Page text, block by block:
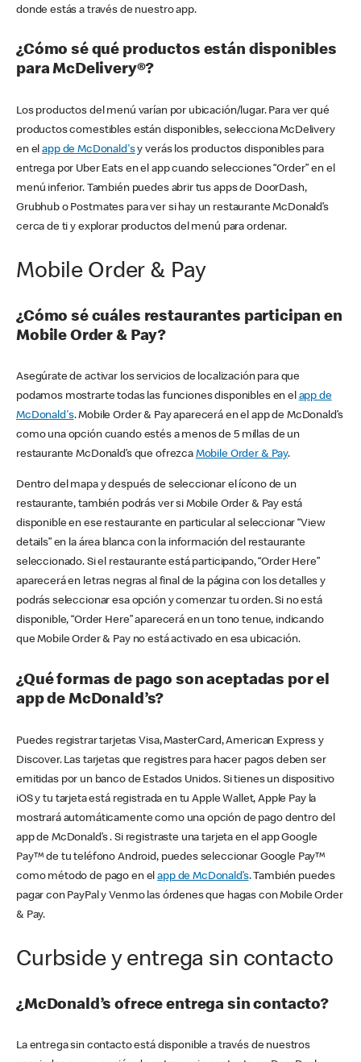
donde estás a través de nuestro app.
¿Cómo sé qué productos están disponibles
para McDelivery®?
Los productos del menú varían por ubicación/lugar. Para ver qué
productos comestibles están disponibles, selecciona McDelivery
en elapp de McDonald'sy verás los productos disponibles para
entrega por Uber Eats en el app cuando selecciones “Order” en el
menú inferior. También puedes abrir tus apps de DoorDash,
Grubhub o Postmates para ver si hay un restaurante McDonald’s
cerca de ti y explorar productos del menú para ordenar.
Mobile Order & Pay
¿Cómo sé cuáles restaurantes participan en
Mobile Order & Pay?
Asegúrate de activar los servicios de localización para que
podamos mostrarte todas las funciones disponibles en el app de
McDonald's. Mobile Order & Pay aparecerá en el app de McDonald’s
como una opción cuando estés a menos de 5 millas de un
restaurante McDonald’s que ofrezca Mobile Order & Pay.
Dentro del mapa y después de seleccionar el ícono de un
restaurante, también podrás ver si Mobile Order & Pay está
disponible en ese restaurante en particular al seleccionar “View
details” en la área blanca con la información del restaurante
seleccionado. Si el restaurante está participando, “Order Here”
aparecerá en letras negras al final de la página con los detalles y
podrás seleccionar esa opción y comenzar tu orden. Si no está
disponible, “Order Here” aparecerá en un tono tenue, indicando
que Mobile Order & Pay no está activado en esa ubicación.
¿Qué formas de pago son aceptadas por el
app de McDonald’s?
Puedes registrar tarjetas Visa, MasterCard, American Express y
Discover. Las tarjetas que registres para hacer pagos deben ser
emitidas por un banco de Estados Unidos. Si tienes un dispositivo
iOS y tu tarjeta está registrada en tu Apple Wallet, Apple Pay la
mostrará automáticamente como una opción de pago dentro del
app de McDonald’s . Si registraste una tarjeta en el app Google
Pay™ de tu teléfono Android, puedes seleccionar Google Pay™
como método de pago en elapp de McDonald’s. También puedes
pagar con PayPal y Venmo las órdenes que hagas con Mobile Order
& Pay.
Curbside y entrega sin contacto
¿McDonald’s ofrece entrega sin contacto?
La entrega sin contacto está disponible a través de nuestros